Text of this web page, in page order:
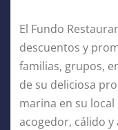
El Fundo
descuentos y
familias, grupos,
de su deliciosa
marina en su
acogedor, cálido y